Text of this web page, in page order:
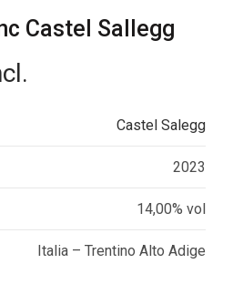
Castel Sallegg
Castel Salegg
2023
14,00% vol
Italia – Trentino Alto Adige